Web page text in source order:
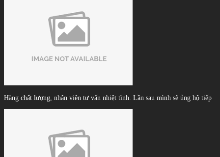
Hàng chất lượng, nhân viên tư vấn nhiệt tình. Lần sau mình sẽ ủng hộ tiếp